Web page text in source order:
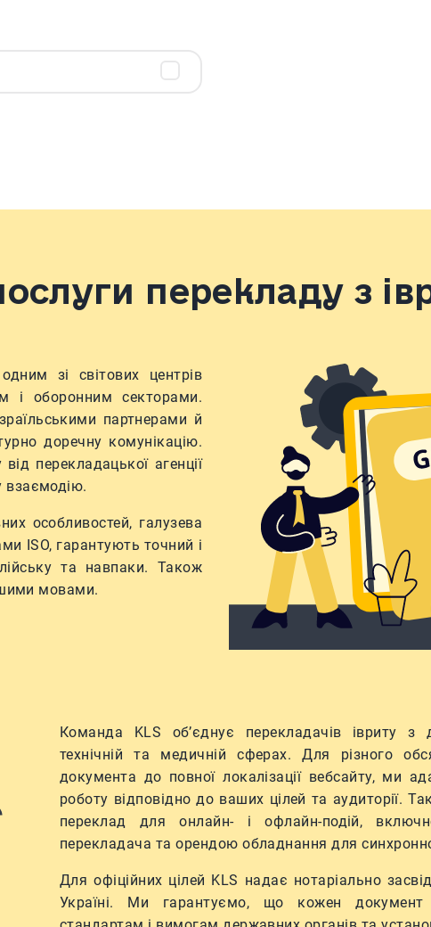
перекладу з
зі світових центрів
і оборонним секторами.
партнерами й
доречну комунікацію.
перекладацької агенції
взаємодію.
особливостей, галузева
ISO, гарантують точний і
та навпаки. Також
мовами.
Команда KLS об’єднує перекладачів івриту з
технічній та медичній сферах. Для різного
документа до повної локалізації вебсайту, ми
роботу відповідно до ваших цілей та аудиторії.
переклад для онлайн- і офлайн-подій,
перекладача та орендою обладнання для
Для офіційних цілей KLS надає нотаріально
Україні. Ми гарантуємо, що кожен документ